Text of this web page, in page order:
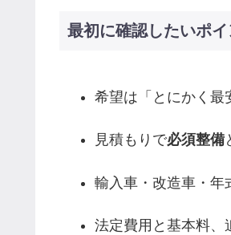
最初に確認したいポイ
希望は「とにかく最
見積もりで必須整備
輸入車・改造車・年
法定費用と基本料、